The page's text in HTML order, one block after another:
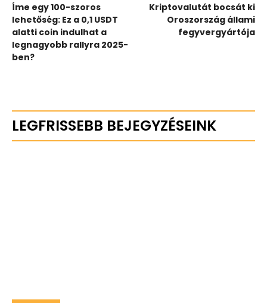
Íme egy 100-szoros
lehetőség: Ez a 0,1 USDT
alatti coin indulhat a
legnagyobb rallyra 2025-
ben?
Kriptovalutát bocsát ki
Oroszország állami
fegyvergyártója
LEGFRISSEBB BEJEGYZÉSEINK